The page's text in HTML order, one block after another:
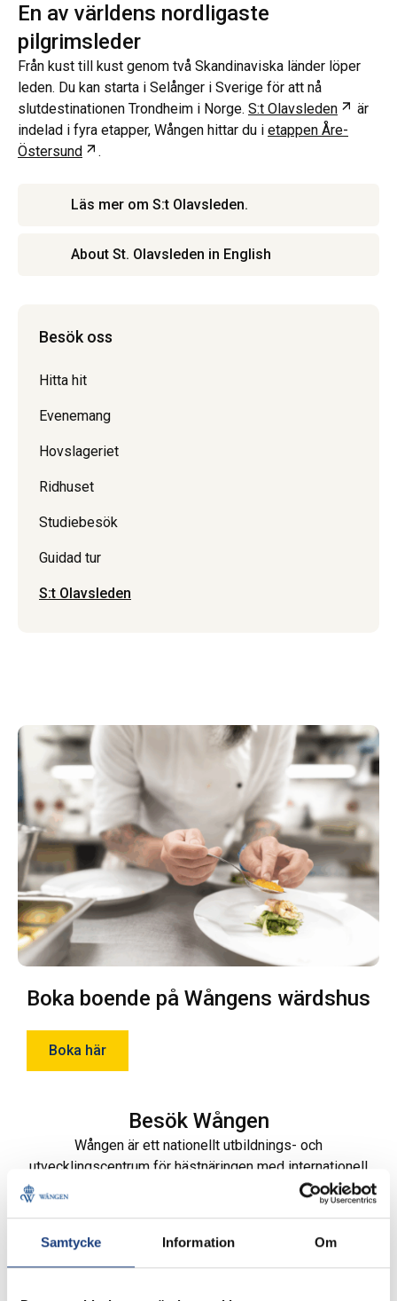
Samtycke Information Om
En av världens nordligaste
pilgrimsleder
Från kust till kust genom två Skandinaviska länder löper
leden. Du kan starta i Selånger i Sverige för att nå
slutdestinationen Trondheim i Norge. S:t Olavsleden
är
indelad i fyra etapper, Wången hittar du i etappen Åre-
Östersund
Öppnas i ny flik
.
Läs mer om S:t Olavsleden.
About St. Olavsleden in English
Besök oss
Hitta hit
Evenemang
Hovslageriet
Ridhuset
Studiebesök
Guidad tur
S:t Olavsleden
Boka boende på Wångens wärdshus
Boka här
Besök Wången
Wången är ett nationellt utbildnings- och
utvecklingscentrum för hästnäringen med internationell